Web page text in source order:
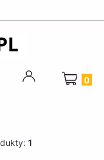
Produkty
1